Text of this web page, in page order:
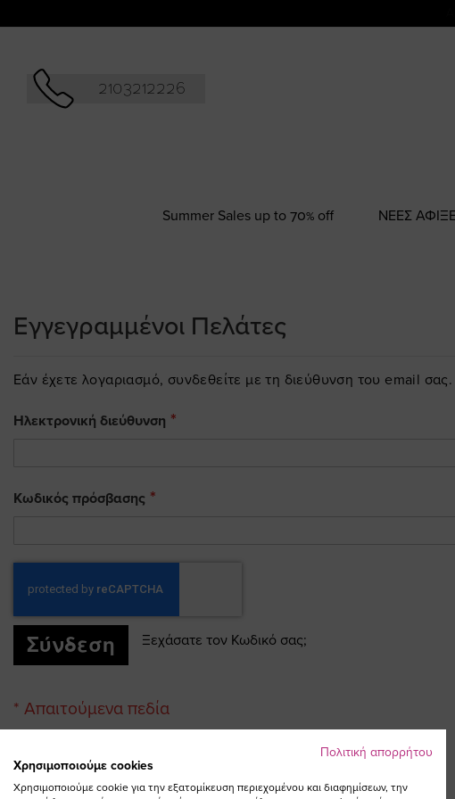
2103212226
Summer Sales up to 70% off NΕΕΣ
Εγγεγραμμένοι Πελάτες
Εάν έχετε λογαριασμό, συνδεθείτε με τη διεύθυνση του email σας.
Ηλεκτρονική διεύθυνση
Κωδικός πρόσβασης
Σύνδεση Ξεχάσατε τον Κωδικό σας;
Πολιτική απορρήτου
Χρησιμοποιούμε cookies
Χρησιμοποιούμε cookie για την εξατομίκευση περιεχομένου και διαφημίσεων, την